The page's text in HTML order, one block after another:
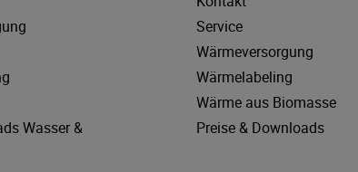
Wasser &
Service
Wärmeversorgung
Wärmelabeling
Wärme aus Biomasse
Preise & Downloads